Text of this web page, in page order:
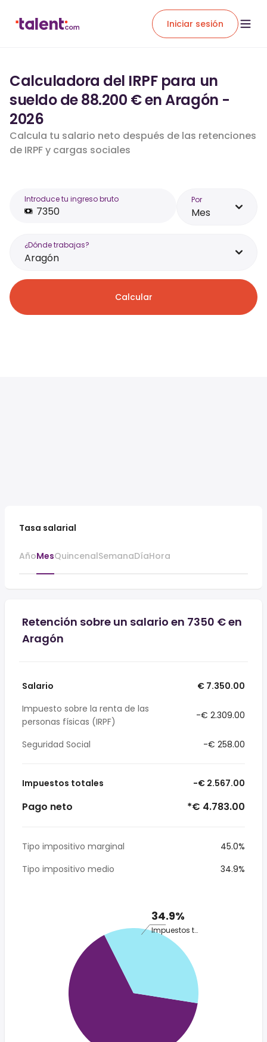
Iniciar sesión
Calculadora del IRPF para un
sueldo de 88.200 € en Aragón -
2026
Calcula tu salario neto después de las retenciones
de IRPF y cargas sociales
Introduce tu ingreso bruto Por
Mes
¿Dónde trabajas?
Aragón
Calcular
Tasa salarial
AñoMesQuincenalSemanaDíaHora
Retención sobre un salario en 7350 € en
Aragón
Salario
€ 7.350.00
Impuesto sobre la renta de las
personas físicas (IRPF)
-€ 2.309.00
Seguridad Social -€ 258.00
Impuestos totales -€ 2.567.00
Pago neto *€ 4.783.00
Tipo impositivo marginal
45.0%
Tipo impositivo medio
34.9%
34.9%
Impuestos totales